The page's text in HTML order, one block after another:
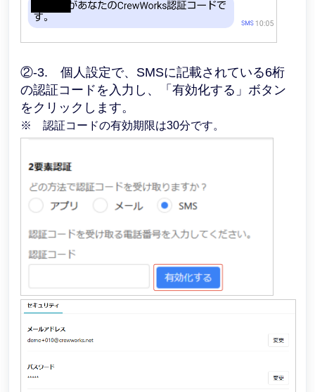
②-3. 個人設定で、SMSに記載されている6桁
の認証コードを入力し、「有効化する」ボタン
をクリックします。
※ 認証コードの有効期限は30分です。